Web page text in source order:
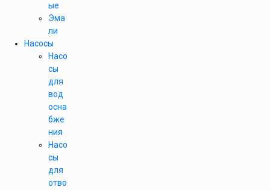
ые
Эма
ли
Насосы
Насо
сы
для
вод
осна
бже
ния
Насо
сы
для
отво